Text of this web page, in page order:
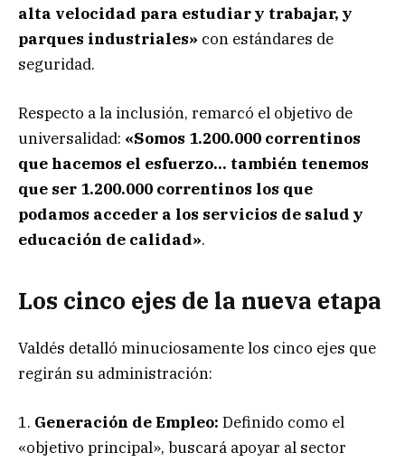
alta velocidad para estudiar y trabajar, y
parques industriales» con estándares de
seguridad.
Respecto a la inclusión, remarcó el objetivo de
universalidad: «Somos 1.200.000 correntinos
que hacemos el esfuerzo… también tenemos
que ser 1.200.000 correntinos los que
podamos acceder a los servicios de salud y
educación de calidad».
Los cinco ejes de la nueva etapa
Valdés detalló minuciosamente los cinco ejes que
regirán su administración:
1. Generación de Empleo: Definido como el
«objetivo principal», buscará apoyar al sector